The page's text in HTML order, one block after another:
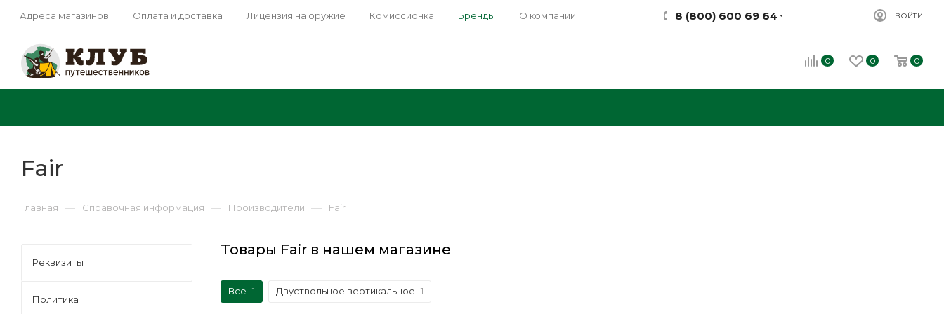
Адреса магазинов Оплата и доставка Лицензия на оружие Комиссионка Бренды О компании 8 (800) 600 69 64 ВОЙТИ
0 0 0
Fair
Главная — Справочная информация — Производители — Fair
Товары Fair в нашем магазине
Все 1 Двуствольное вертикальное 1
Реквизиты
Политика